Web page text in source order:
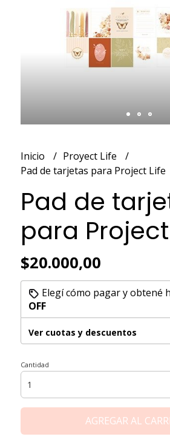
Inicio
Proyect Life
Pad de tarjetas para Project Life
Pad de
para
$20.000,00
Elegí cómo pagar y obtené
OFF
Ver cuotas y descuentos
Cantidad
AGREGAR AL